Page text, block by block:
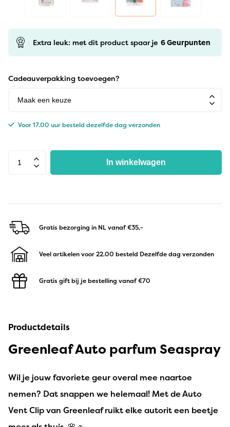
Extra leuk: met dit product spaar je 6Geurpunten
Cadeauverpakking toevoegen?
Voor 17.00 uur besteld dezelfde dag verzonden
In winkelwagen
Gratis bezorging in NLvanaf €35,-
Veel artikelen voor 22.00 besteld Dezelfde dag verzonden
Gratis gift bij je bestelling vanaf €70
Productdetails
Greenleaf Auto parfum Seaspray
Wil je jouw favoriete geur overal mee naartoe
nemen? Dat snappen we helemaal! Met de Auto
Vent Clip van Greenleaf ruikt elke autorit een beetje